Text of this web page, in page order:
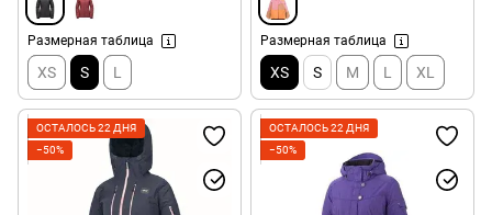
Размерная таблица
XS S L
Размерная таблица
XS S M L XL
ОСТАЛОСЬ 22 ДНЯ
−50%
ОСТАЛОСЬ 22 ДНЯ
−50%